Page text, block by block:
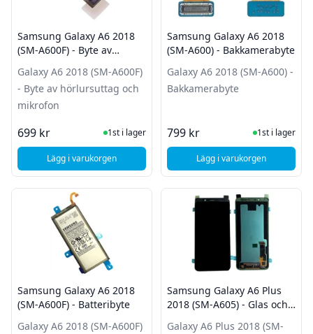
Samsung Galaxy A6 2018
(SM-A600F) - Byte av
Galaxy A6 2018 (SM-A600F)
- Byte av hörlursuttag och
mikrofon
699 kr I Lager
1st i lager
Lägg i varukorgen, Samsung Galaxy A6 2018 (SM-A600F) - Byte av
Samsung Galaxy A6 2018
(SM-A600) - Bakkamerabyte
Galaxy A6 2018 (SM-A600) -
Bakkamerabyte
799 kr I Lager
1st i lager
Lägg i varukorgen, Samsung Galaxy
Samsung Galaxy A6 2018
(SM-A600F) - Batteribyte
Galaxy A6 2018 (SM-A600F)
Samsung Galaxy A6 Plus
2018 (SM-A605) - Glas och
Galaxy A6 Plus 2018 (SM-